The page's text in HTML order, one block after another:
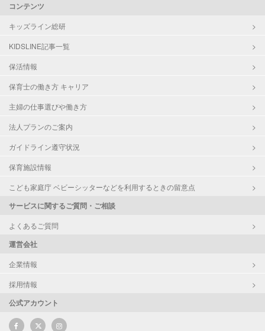
コンテンツ
キッズライン総研
KIDSLINE記事一覧
保活情報
保育士の働き方 キャリア
主婦の仕事選びや働き方
法人プランのご案内
ガイドライン遵守状況
保育施設情報
こども家庭庁 ベビーシッターなどを利用するときの留意点
サービスに関するご質問・ご相談
よくあるご質問
運営会社
企業情報
採用情報
公式アカウント